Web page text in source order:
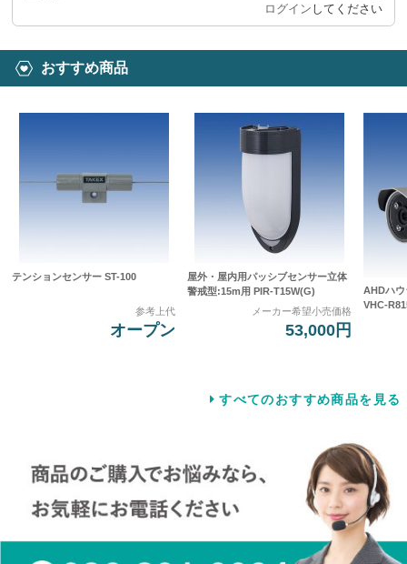
ログイン してください
おすすめ商品
テンションセンサー ST-100
参考上代
オープン
屋外・屋内用パッシブセンサー立体
警戒型:15m用 PIR-T15W(G)
メーカー希望小売価格
53,000円
AHDハウ
VHC-
すべてのおすすめ商品を見る